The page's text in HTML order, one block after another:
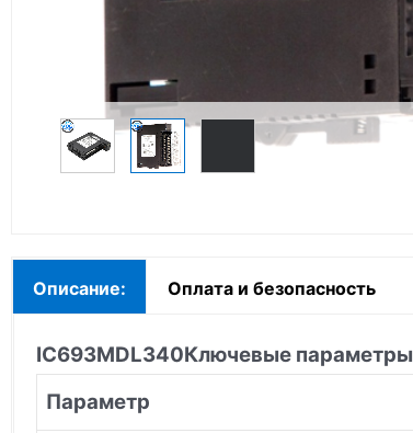
Описание: Оплата и безопасность
IC693MDL340Ключевые параметры
Параметр